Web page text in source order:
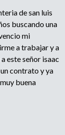
de san luis
buscando una
mi
a trabajar y a
este señor isaac
contrato y ya
buena